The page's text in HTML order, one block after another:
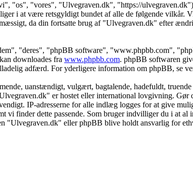
"os", "vores", "Ulvegraven.dk", "https://
i at være retsgyldigt bundet af alle de følgende
da din fortsatte brug af "Ulvegraven.dk" efter
"deres", "phpBB software", "www.phpbb.com",
downloades fra www.phpbb.com. phpBB softwaren
adfærd. For yderligere information om phpBB, se
uanstændigt, vulgært, bagtalende, hadefuldt, truende
er hostet eller international lovgivning. Gør
IP-adresserne for alle indlæg logges for at give
vi finder dette passende. Som bruger indvilliger du i at
"Ulvegraven.dk" eller phpBB blive holdt ansvarlig for